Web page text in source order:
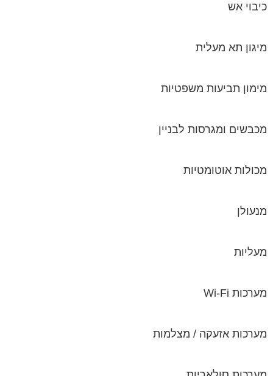
כיבוי אש
מיגון תא מעלית
מימון תביעות משפטיות
מכבשים ומגרסות לבניין
מכולות אוטומטיות
מנעולן
מעליות
מערכות Wi-Fi
מערכות אזעקה / מצלמות